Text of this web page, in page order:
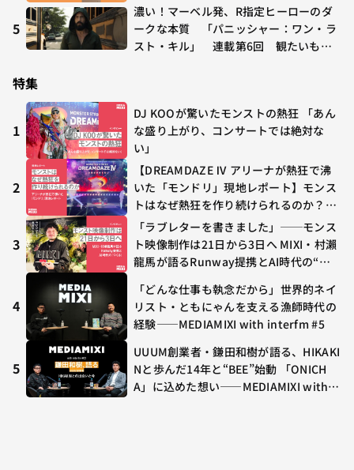
5
濃い！マーベル発、R指定ヒーローのダ
ークな本質 「パニッシャー：ワン・ラ
スト・キル」 連載第6回 観たいもの
特集
1
DJ KOOが驚いたモンストの熱狂 「あん
な盛り上がり、コンサートでは絶対な
い」
2
【DREAMDAZE Ⅳ アリーナが熱狂で沸
いた「モンドリ」現地レポート】モンス
トはなぜ熱狂を作り続けられるのか？コ
ラボ初の“真獣神化”やDJ KOO、てつ
や、兎田ぺこら、壱百満天原サロメらも
集結
3
「ラブレターを書きました」──モンス
ト映像制作は21日から3日へ MIXI・村瀨
龍馬が語るRunway提携とAI時代の“つ
4
「どんな仕事も執念だから」世界的ネイ
リスト・ともにゃんを支える漁師時代の
経験——MEDIAMIXI with interfm #5
5
UUUM創業者・鎌田和樹が語る、HIKAKI
Nと歩んだ14年と“BEE”始動 「ONICH
A」に込めた想い——MEDIAMIXI with in